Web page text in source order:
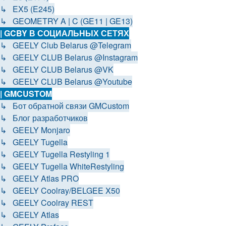
↳ EX5 (E245)
↳ GEOMETRY A | C (GE11 | GE13)
| GCBY В СОЦИАЛЬНЫХ СЕТЯХ
↳ GEELY Club Belarus @Telegram
↳ GEELY CLUB Belarus @Instagram
↳ GEELY CLUB Belarus @VK
↳ GEELY CLUB Belarus @Youtube
| GMCUSTOM
↳ Бот обратной связи GMCustom
↳ Блог разработчиков
↳ GEELY Monjaro
↳ GEELY Tugella
↳ GEELY Tugella Restyling 1
↳ GEELY Tugella WhiteRestyling
↳ GEELY Atlas PRO
↳ GEELY Coolray/BELGEE X50
↳ GEELY Coolray REST
↳ GEELY Atlas